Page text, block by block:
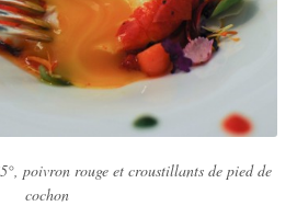
poivron rouge et croustillants de pied de
cochon